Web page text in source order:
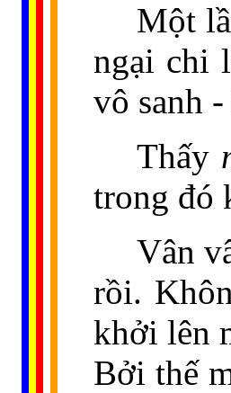
Một
ngại chi
vô sanh
Thấy
trong đó
Vân
rồi.
khởi lên
Bởi thế